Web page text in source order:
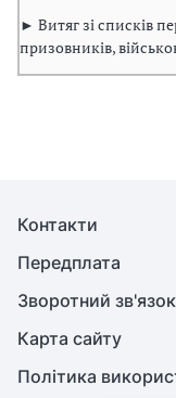
► Витяг зі списків
призовників,
Контакти
Передплата
Зворотний зв'язок
Карта сайту
Політика